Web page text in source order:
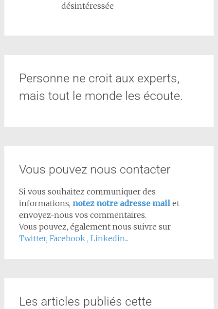
désintéressée
Personne ne croit aux experts,
mais tout le monde les écoute.
Vous pouvez nous contacter
Si vous souhaitez communiquer des
informations, notez notre adresse mail et
envoyez-nous vos commentaires.
Vous pouvez, également nous suivre sur
Twitter, Facebook , Linkedin...
Les articles publiés cette